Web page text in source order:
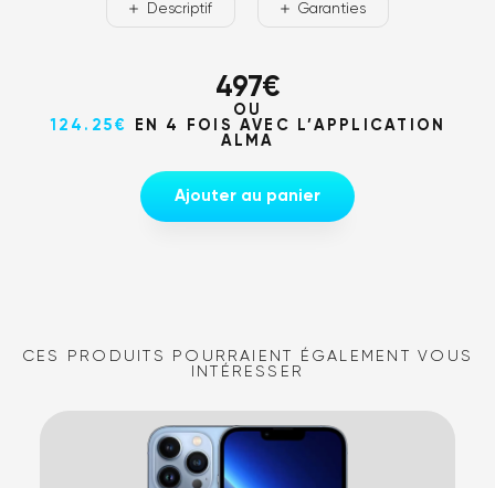
Descriptif Garanties
497€
OU
124.25€
EN 4 FOIS AVEC L’APPLICATION
ALMA
Ajouter au panier
CES PRODUITS POURRAIENT ÉGALEMENT VOUS
INTÉRESSER